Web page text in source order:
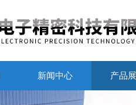
新闻中心 产品